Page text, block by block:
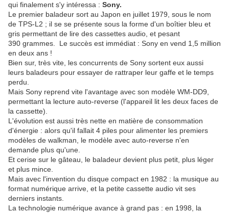
qui finalement s'y intéressa : Sony.
Le premier baladeur sort au Japon en juillet 1979, sous le nom
de TPS-L2 ; il se se présente sous la forme d'un boîtier bleu et
gris permettant de lire des cassettes audio, et pesant
390 grammes. Le succès est immédiat : Sony en vend 1,5 million
en deux ans !
Bien sur, très vite, les concurrents de Sony sortent eux aussi
leurs baladeurs pour essayer de rattraper leur gaffe et le temps
perdu.
Mais Sony reprend vite l'avantage avec son modèle WM-DD9,
permettant la lecture auto-reverse (l'appareil lit les deux faces de
la cassette).
L'évolution est aussi très nette en matière de consommation
d'énergie : alors qu'il fallait 4 piles pour alimenter les premiers
modèles de walkman, le modèle avec auto-reverse n'en
demande plus qu'une.
Et cerise sur le gâteau, le baladeur devient plus petit, plus léger
et plus mince.
Mais avec l'invention du disque compact en 1982 : la musique au
format numérique arrive, et la petite cassette audio vit ses
derniers instants.
La technologie numérique avance à grand pas : en 1998, la